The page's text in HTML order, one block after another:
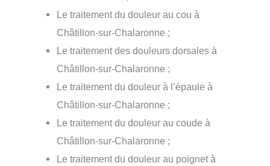
Le traitement du douleur au cou à
Châtillon-sur-Chalaronne ;
Le traitement des douleurs dorsales à
Châtillon-sur-Chalaronne ;
Le traitement du douleur à l’épaule à
Châtillon-sur-Chalaronne ;
Le traitement du douleur au coude à
Châtillon-sur-Chalaronne ;
Le traitement du douleur au poignet à